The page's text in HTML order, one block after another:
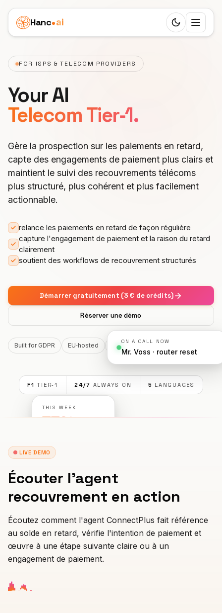
Hanc ai
Switch to
Vue d'ensemble
Fonctionnalités
Workflow
24 rôles
25 langues
Intégrations
CRM
Aussi sur Microsoft Marketplace
SANTÉ
Dentiste
Vétérinaire
Physiothérapie
SERVICES
Garage automobile
Artisanat
Restaurant
Hôtel
Gestion immobilière
Télécommunications
Salle de réception
Fitness
Avocat
Conseiller fiscal
Pompes funèbres
Agence
Cas d'usage
Clinique pédiatrique
Agence immobilière
Soins aux seniors
Agence funéraire
Hôtellerie haut de gamme
Clinique vétérinaire
Services d'urgence
Voir tous les cas d'usage →
Ressources
APPRENDRE
Blog
OUTILS
Calculateur de ROI
Nouveautés
Partenaires
Marque blanche
Programme d'affiliation
CONSTRUIRE
DÉVELOPPER
Partenaire Executive
Créer un agent
Se connecter
FOR ISPS & TELECOM PROVIDERS
Your AI
Telecom Tier‑1.
Gère la prospection sur les paiements en retard,
capte des engagements de paiement plus clairs et
maintient le suivi des recouvrements télécoms
plus structuré, plus cohérent et plus facilement
actionnable.
relance les paiements en retard de façon régulière
capture l'engagement de paiement et la raison du retard
clairement
soutient des workflows de recouvrement structurés
Démarrer gratuitement (3 € de crédits)
Réserver une démo
Built for GDPR EU‑hosted Live in 60 seconds
THIS WEEK
73%
human
ON A CALL NOW
Mr. Voss · router reset
F1 TIER‑1 24/7 ALWAYS ON 5 LANGUAGES
LIVE DEMO
Écouter l'agent
recouvrement en action
Écoutez comment l'agent ConnectPlus fait référence
au solde en retard, vérifie l'intention de paiement et
œuvre à une étape suivante claire ou à un
engagement de paiement.